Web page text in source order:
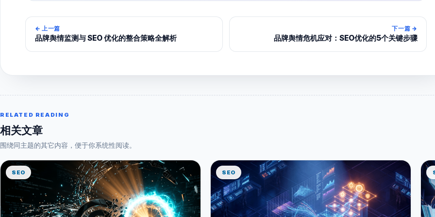
← 上一篇
品牌舆情监测与 SEO 优化的整合策略全解析
下一篇 →
品牌舆情危机应对：SEO优化的5个关键步骤
RELATED READING
相关文章
围绕同主题的其它内容，便于你系统性阅读。
SEO SEO